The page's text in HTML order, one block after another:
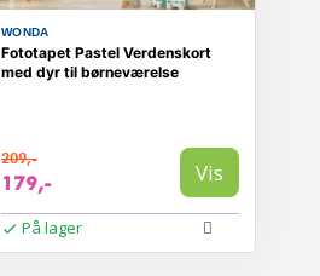
WONDA
Fototapet Pastel Verdenskort
med dyr til børneværelse
209,-
179,- Vis
På lager